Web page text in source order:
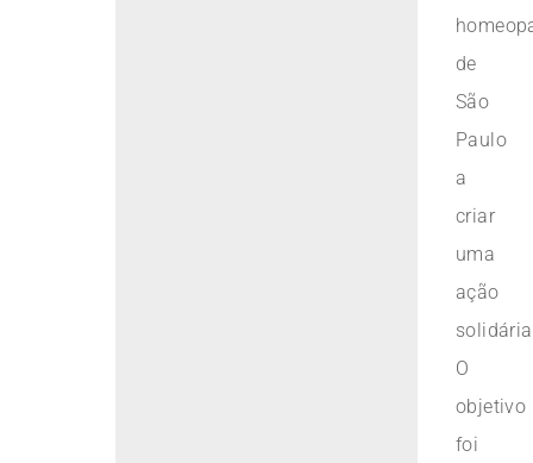
de
São
Paulo
a
criar
uma
ação
O
objetivo
foi